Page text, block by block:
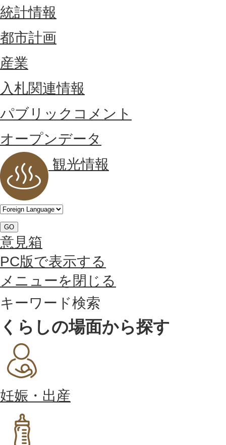
統計情報
都市計画
産業
入札関連情報
パブリックコメント
オープンデータ
観光情報
GO
意見箱
PC版で表示する
メニューを閉じる
キーワード検索
くらしの場面から探す
妊娠・出産